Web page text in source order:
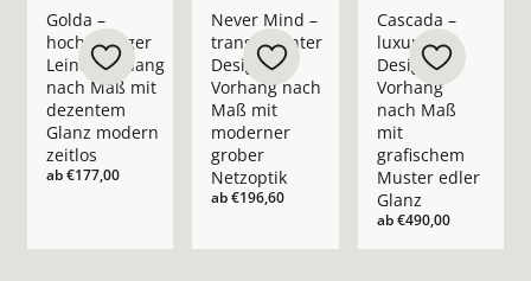
Golda –
hochwertiger
Leinenvorhang
nach Maß mit
dezentem
Glanz modern
zeitlos
ab€177,00
Never Mind –
transparenter
Design-
Vorhang nach
Maß mit
moderner
grober
Netzoptik
ab€196,60
Cascada –
luxuriöser
Design-
Vorhang
nach Maß
mit
grafischem
Muster edler
Glanz
ab€490,00